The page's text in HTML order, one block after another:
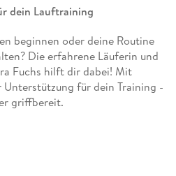
dein Lauftraining
beginnen oder deine Routine
Die erfahrene Läuferin und
Fuchs hilft dir dabei! Mit
für dein Training -
griffbereit.